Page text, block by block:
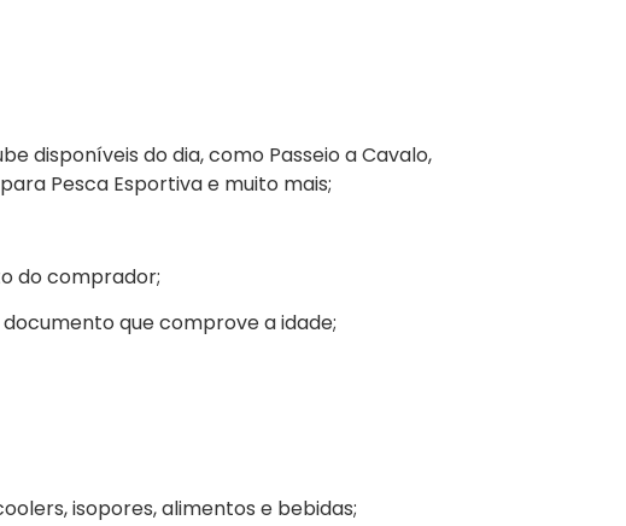
disponíveis do dia, como Passeio a Cavalo,
Pesca Esportiva e muito mais;
do comprador;
que comprove a idade;
isopores, alimentos e bebidas;